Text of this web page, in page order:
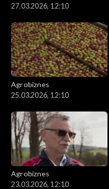
27.03.2026, 12:10
Agrobiznes
25.03.2026, 12:10
Agrobiznes
23.03.2026, 12:10